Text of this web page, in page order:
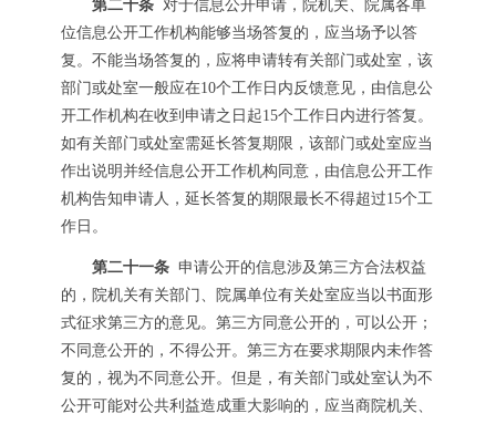
第二十条 对于信息公开申请，院机关、院属各单
位信息公开工作机构能够当场答复的，应当场予以答
复。不能当场答复的，应将申请转有关部门或处室，该
部门或处室一般应在10个工作日内反馈意见，由信息公
开工作机构在收到申请之日起15个工作日内进行答复。
如有关部门或处室需延长答复期限，该部门或处室应当
作出说明并经信息公开工作机构同意，由信息公开工作
机构告知申请人，延长答复的期限最长不得超过15个工
作日。
第二十一条 申请公开的信息涉及第三方合法权益
的，院机关有关部门、院属单位有关处室应当以书面形
式征求第三方的意见。第三方同意公开的，可以公开；
不同意公开的，不得公开。第三方在要求期限内未作答
复的，视为不同意公开。但是，有关部门或处室认为不
公开可能对公共利益造成重大影响的，应当商院机关、